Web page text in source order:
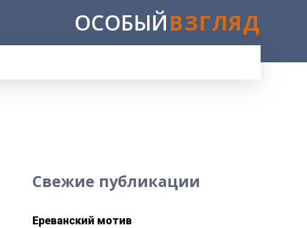
ОСОБЫЙВЗГЛЯД
Свежие публикации
Ереванский мотив